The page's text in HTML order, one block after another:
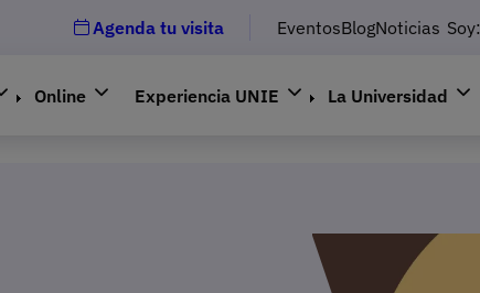
Agenda tu visita EventosBlogNoticias Soy:
Online Experiencia UNIE La Universidad